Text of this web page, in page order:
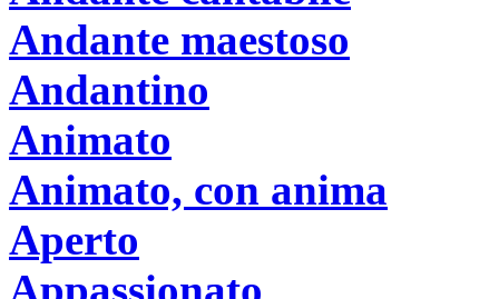
Andante maestoso
Andantino
Animato
Animato, con anima
Aperto
Appassionato